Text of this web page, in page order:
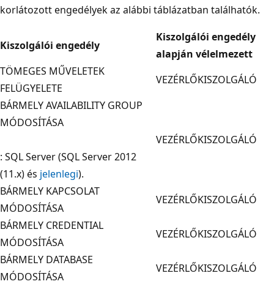
korlátozott engedélyek az alábbi táblázatban találhatók.
Kiszolgálói engedély
Kiszolgálói engedély
alapján vélelmezett
TÖMEGES MŰVELETEK
FELÜGYELETE
VEZÉRLŐKISZOLGÁLÓ
BÁRMELY AVAILABILITY GROUP
MÓDOSÍTÁSA
: SQL Server (SQL Server 2012
(11.x) és jelenlegi).
VEZÉRLŐKISZOLGÁLÓ
BÁRMELY KAPCSOLAT
MÓDOSÍTÁSA
VEZÉRLŐKISZOLGÁLÓ
BÁRMELY CREDENTIAL
MÓDOSÍTÁSA
VEZÉRLŐKISZOLGÁLÓ
BÁRMELY DATABASE
MÓDOSÍTÁSA
VEZÉRLŐKISZOLGÁLÓ